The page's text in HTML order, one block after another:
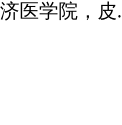
医学院，皮